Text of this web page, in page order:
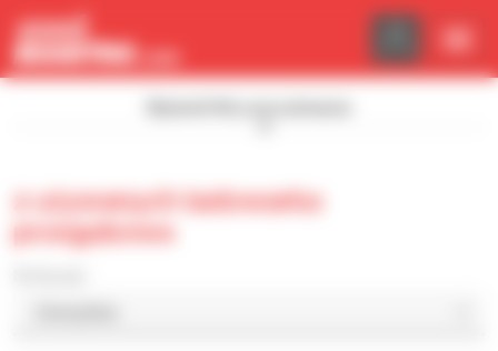
2 używanych ładowarka
przegubowa
Panel zarządzania plikami cookies